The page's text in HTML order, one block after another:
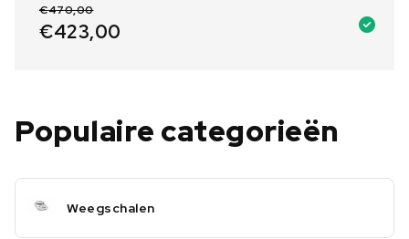
€470,00
€423,00
Populaire categorieën
Weegschalen